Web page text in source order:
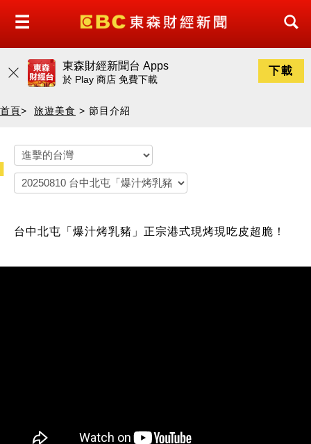
東森財經新聞台 Apps
於 Play 商店 免費下載
下載
首頁> 旅遊美食 > 節目介紹
台中北屯「爆汁烤乳豬」正宗港式現烤現吃皮超脆！